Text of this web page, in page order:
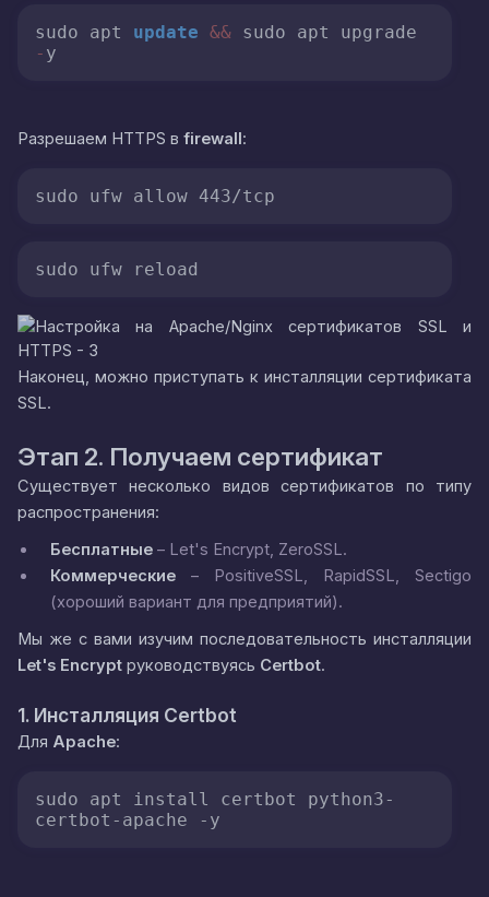
sudo apt update &&
- y
Разрешаем HTTPS в firewall:
sudo ufw allow 443/tcp
sudo ufw reload
Наконец, можно приступать к инсталляции сертификата
SSL.
Этап 2. Получаем сертификат
Существует несколько видов сертификатов по типу
распространения:
Бесплатные – Let's Encrypt, ZeroSSL.
Коммерческие – PositiveSSL, RapidSSL, Sectigo
(хороший вариант для предприятий).
Мы же с вами изучим последовательность инсталляции
Let's Encrypt руководствуясь Certbot.
1. Инсталляция Certbot
Для Apache:
sudo apt install certbot python3-
certbot-apache -y